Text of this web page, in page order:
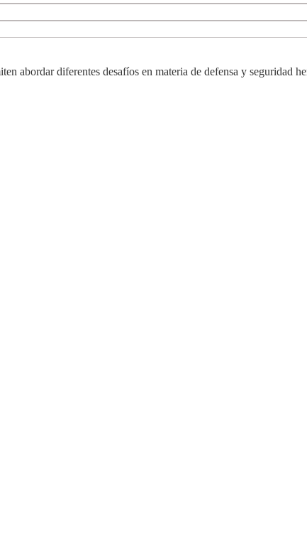
abordar diferentes desafíos en materia de defensa y seguridad